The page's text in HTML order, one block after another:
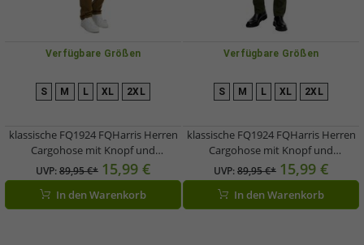
Verfügbare Größen
S M L XL 2XL
klassische FQ1924 FQHarris Herren
Cargohose mit Knopf und
Reißverschluss Freizeithose
21900476-ME-180920 Braun
UVP:89,95 €* 15,99 €
In den Warenkorb
Verfügbare Größen
S M L XL 2XL
klassische FQ1924 FQHarris Herren
Cargohose mit Knopf und
Reißverschluss Freizeithose
21900476-ME-190413 Grün
UVP:89,95 €* 15,99 €
In den Warenkorb